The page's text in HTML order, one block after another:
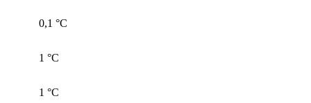
0,1 °С
1 °С
1 °С